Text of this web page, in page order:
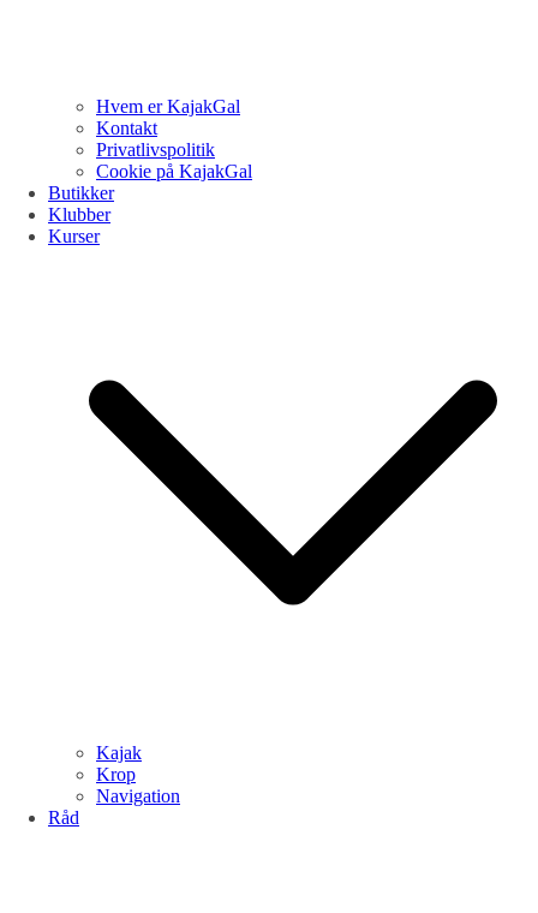
Hvem er KajakGal
Kontakt
Privatlivspolitik
Cookie på KajakGal
Butikker
Klubber
Kurser
Kajak
Krop
Navigation
Råd